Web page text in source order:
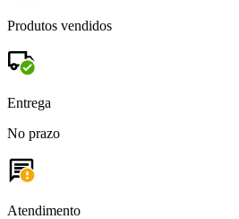
Produtos vendidos
Entrega
No prazo
Atendimento